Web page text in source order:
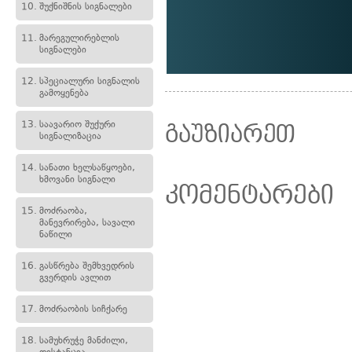
10. შუქნიშნის სიგნალები
11. მარეგულირებლის
სიგნალები
12. სპეციალური სიგნალის
გამოყენება
13. საავარიო შუქური
სიგნალიზაცია
14. სანათი ხელსაწყოები,
ხმოვანი სიგნალი
15. მოძრაობა,
მანევრირება, სავალი
ნაწილი
16. გასწრება შემხვედრის
გვერდის ავლით
17. მოძრაობის სიჩქარე
18. სამუხრუჭე მანძილი,
გაუზიარეთ
კომენტარები